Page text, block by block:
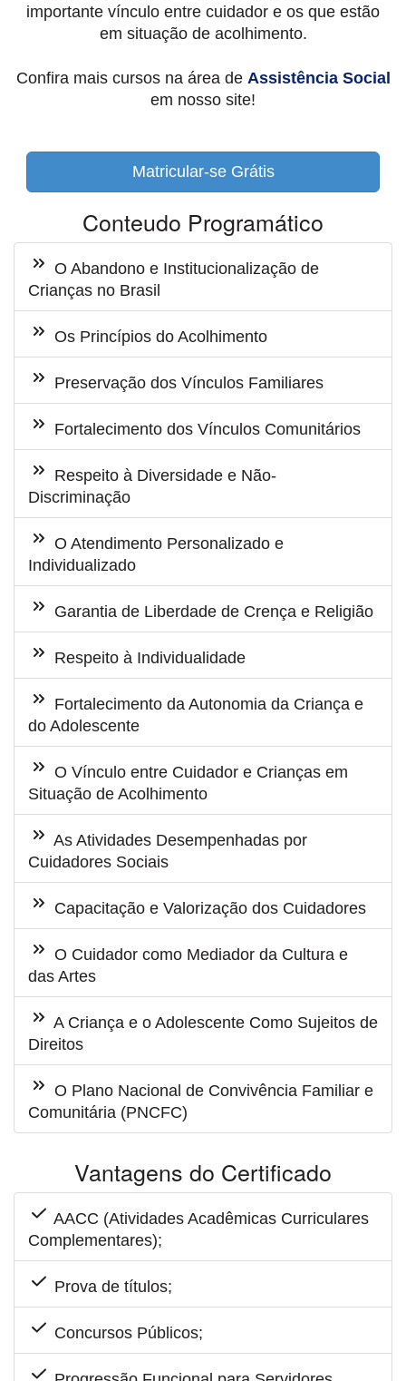
importante vínculo entre cuidador e os que estão
em situação de acolhimento.
Confira mais cursos na área de Assistência Social
em nosso site!
Matricular-se Grátis
Conteudo Programático
O Abandono e Institucionalização de
Crianças no Brasil
Os Princípios do Acolhimento
Preservação dos Vínculos Familiares
Fortalecimento dos Vínculos Comunitários
Respeito à Diversidade e Não-
Discriminação
O Atendimento Personalizado e
Individualizado
Garantia de Liberdade de Crença e Religião
Respeito à Individualidade
Fortalecimento da Autonomia da Criança e
do Adolescente
O Vínculo entre Cuidador e Crianças em
Situação de Acolhimento
As Atividades Desempenhadas por
Cuidadores Sociais
Capacitação e Valorização dos Cuidadores
O Cuidador como Mediador da Cultura e
das Artes
A Criança e o Adolescente Como Sujeitos de
Direitos
O Plano Nacional de Convivência Familiar e
Comunitária (PNCFC)
Vantagens do Certificado
AACC (Atividades Acadêmicas Curriculares
Complementares);
Prova de títulos;
Concursos Públicos;